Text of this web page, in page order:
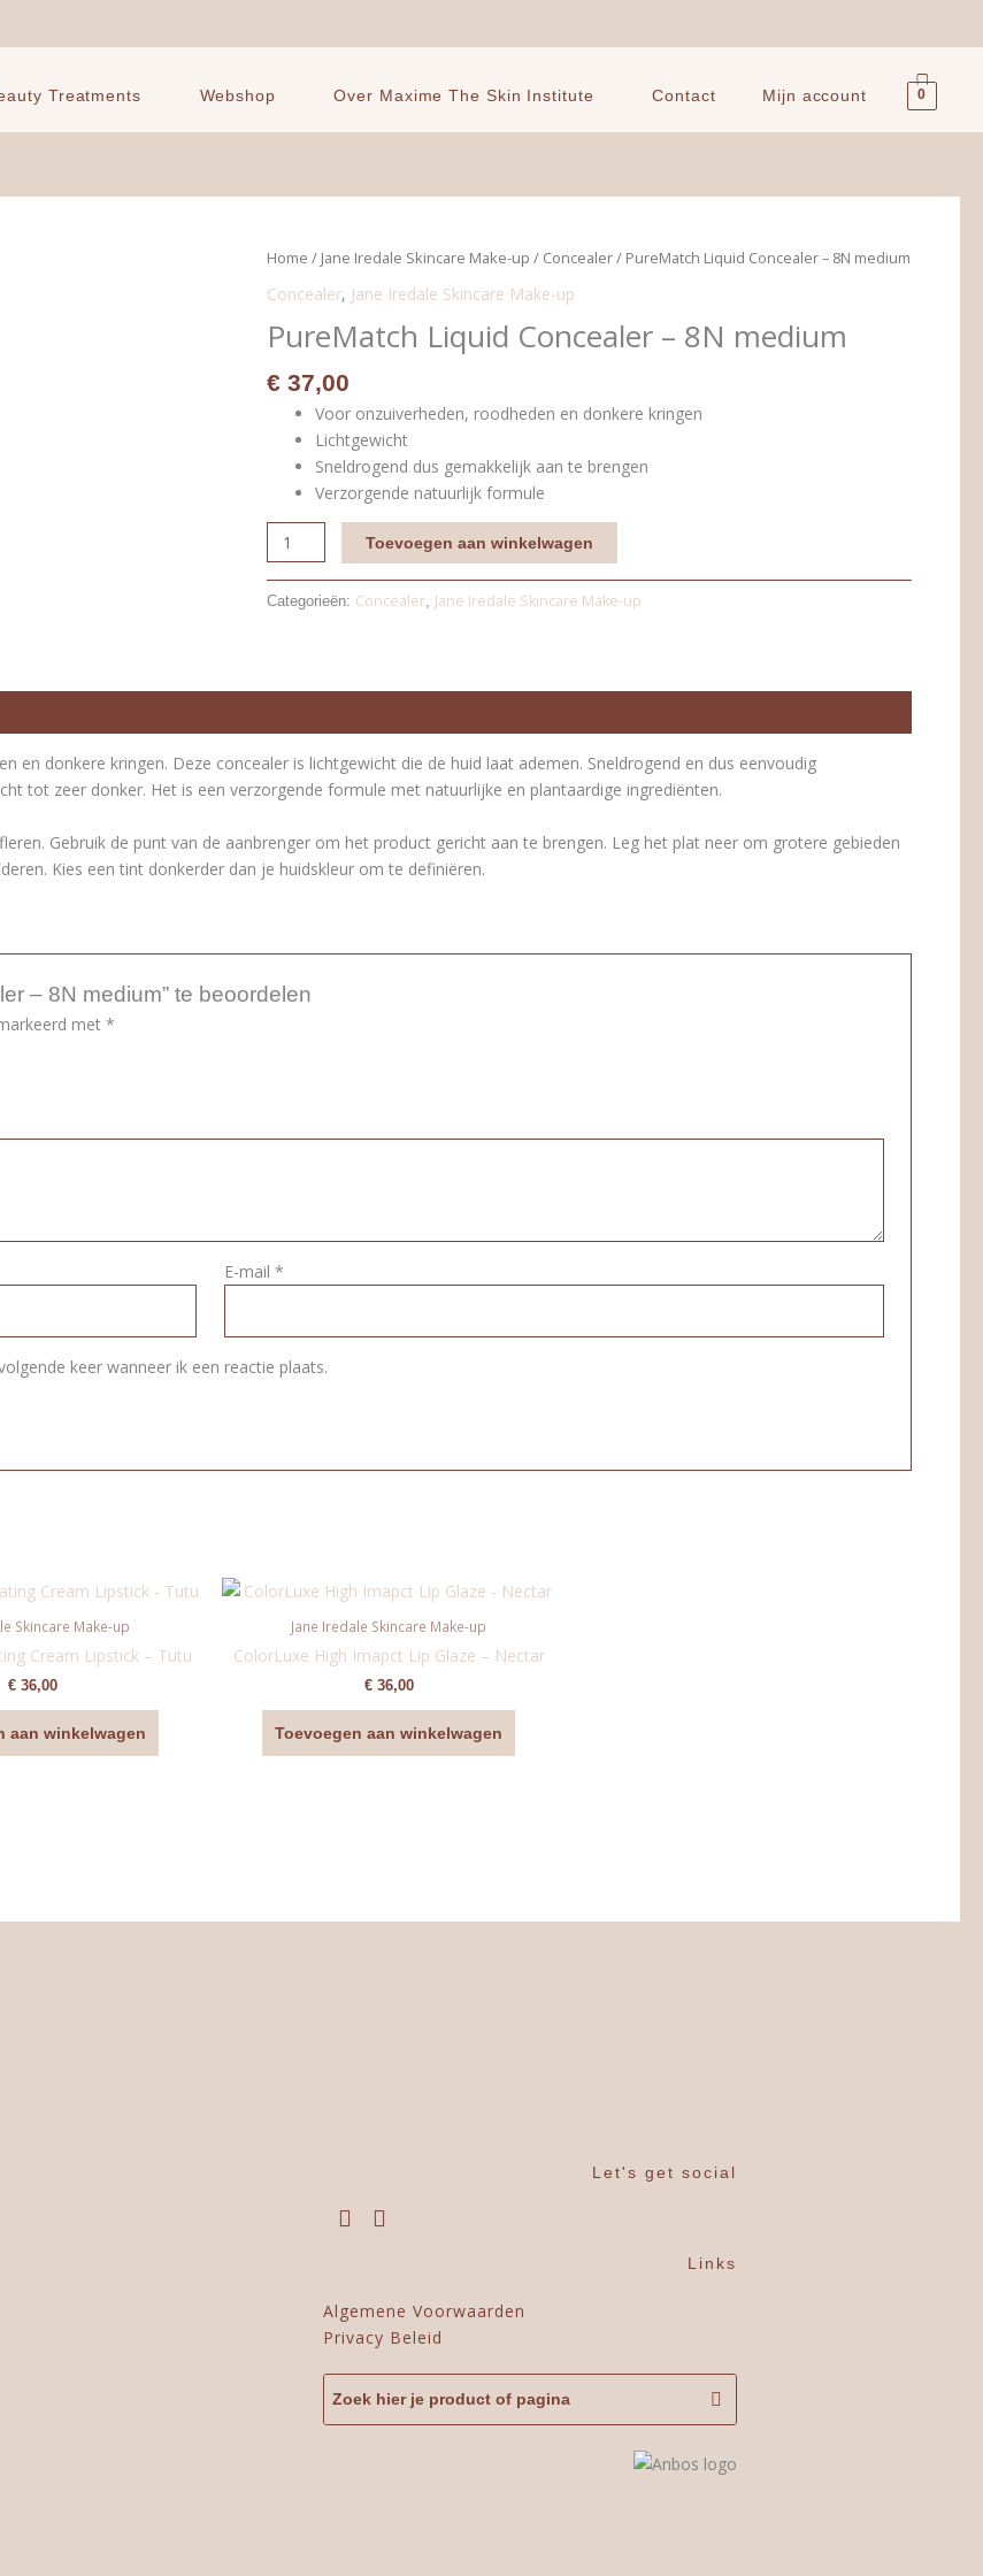
Treatments Webshop Over Maxime The Skin Institute Contact Mijn account 0
Home / Jane Iredale Skincare Make-up / Concealer/ PureMatch Liquid Concealer – 8N medium
Concealer, Jane Iredale Skincare Make-up
PureMatch Liquid Concealer – 8N medium
€37,00
Voor onzuiverheden, roodheden en donkere kringen
Lichtgewicht
Sneldrogend dus gemakkelijk aan te brengen
Verzorgende natuurlijk formule
PureMatch
Liquid
medium
aantal
Toevoegen aan winkelwagen
Categorieën: Concealer, Jane Iredale Skincare Make-up
en donkere kringen. Deze concealer is lichtgewicht die de huid laat ademen. Sneldrogend en dus eenvoudig
tot zeer donker. Het is een verzorgende formule met natuurlijke en plantaardige ingrediënten.
Gebruik de punt van de aanbrenger om het product gericht aan te brengen. Leg het plat neer om grotere gebieden
Kies een tint donkerder dan je huidskleur om te definiëren.
– 8N medium” te beoordelen
met*
E-mail *
keer wanneer ik een reactie plaats.
Skincare Make-up
Cream Lipstick – Tutu
€36,00
aan winkelwagen
Jane Iredale Skincare Make-up
ColorLuxe High Imapct Lip Glaze – Nectar
€36,00
Toevoegen aan winkelwagen
Let's get social
Links
Algemene Voorwaarden
Privacy Beleid